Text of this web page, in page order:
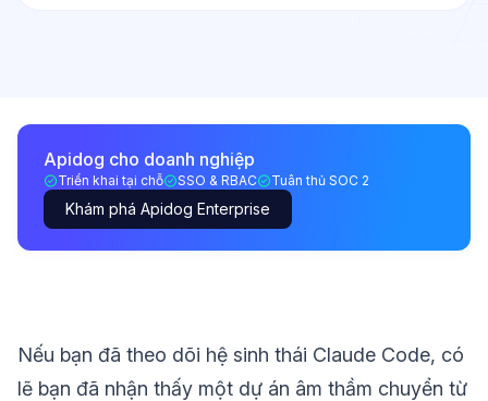
Apidog cho doanh nghiệp
Triển khai tại chỗ SSO & RBAC Tuân thủ SOC 2
Khám phá Apidog Enterprise
Nếu bạn đã theo dõi hệ sinh thái Claude Code, có
lẽ bạn đã nhận thấy một dự án âm thầm chuyển từ